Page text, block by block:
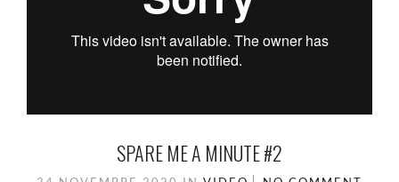
SPARE ME A MINUTE #2